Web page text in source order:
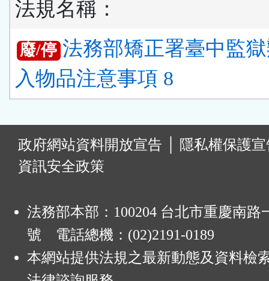
法規名稱：
廢/停 法務部矯正署臺中監
入物品注意事項 8
政府網站資料開放宣告
隱私權保護
資訊安全政策
法務部本部：100204 台北市重慶南路
號 電話總機：(02)2191-0189
本網站提供法規之最新動態及資料檢